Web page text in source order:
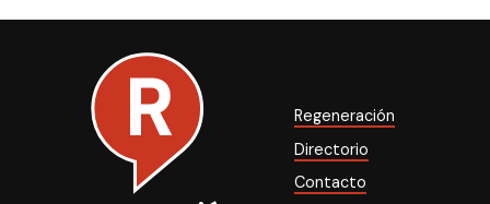
Regeneración
Directorio
Contacto